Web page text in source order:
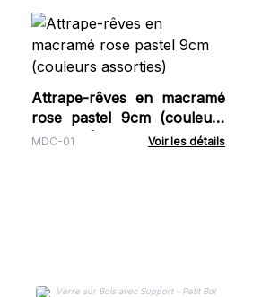
Attrape-rêves en macramé
rose pastel 9cm (couleurs
assorties)
MDC-01 Voir les détails